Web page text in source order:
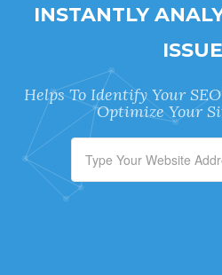
INSTANTLY
Helps To Identify Your
Optimize Your